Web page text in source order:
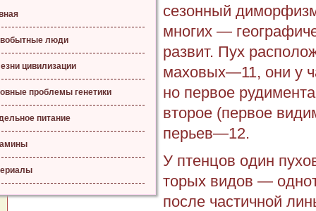
люди
цивилизации
проблемы генетики
питание
сезонный
многих —
развит. Пух
маховых—11, они у
но первое
второе (первое
перьев—12.
У птенцов один
торых видов —
после частичной